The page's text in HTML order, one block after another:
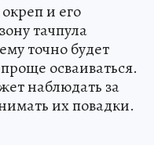
и его
тачпула
точно будет
осваиваться.
наблюдать за
их повадки.